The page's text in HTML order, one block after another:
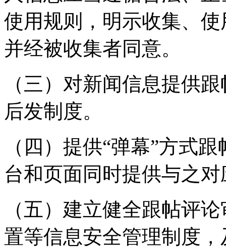
使用规则，明示收集、
并经被收集者同意。
（三）对新闻信息提供
后发制度。
（四）提供“弹幕”方式
台和页面同时提供与之
（五）建立健全跟帖评
置等信息安全管理制度